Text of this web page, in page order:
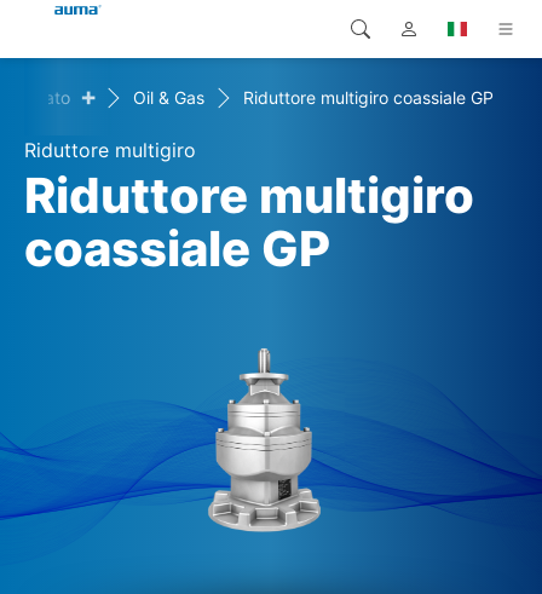
Prodotti
Soluzioni
Downloads
Global
Europa
Asia e Pacifico
Ricerca
mercato + Oil & Gas Riduttore multigiro coassiale GP
Riduttore multigiro
Riduttore multigiro
coassiale GP